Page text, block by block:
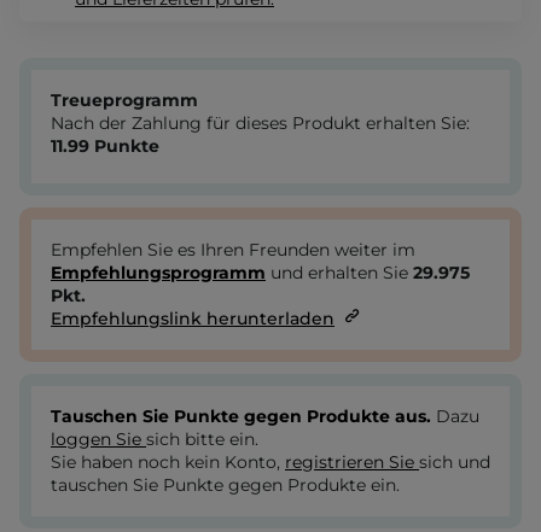
Treueprogramm
Nach der Zahlung für dieses Produkt erhalten Sie:
11.99 Punkte
Empfehlen Sie es Ihren Freunden weiter im
Empfehlungsprogramm und erhalten Sie 29.975
Pkt.
Empfehlungslink herunterladen
Tauschen Sie Punkte gegen Produkte aus. Dazu
loggen Sie sich bitte ein.
Sie haben noch kein Konto, registrieren Sie sich und
tauschen Sie Punkte gegen Produkte ein.